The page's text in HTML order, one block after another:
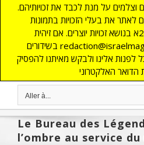
וצלמים על מנת לכבד את זכויותיהם.
לאתר את בעלי הזכויות בתמונות
המגיעות אלינו כנדרש בסעיף 27א בנושא זכויות יוצרים. אם זיהית
בשידורים redaction@israelmagazine.co.il שלנו תמונה שאתה
לפנות אלינו ולבקש מאיתנו להפסיק
האלקטרוני
Aller à...
Le Bureau des
l’ombre au service